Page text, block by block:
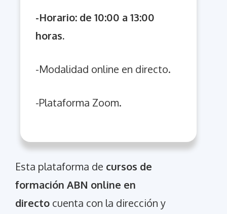
-Horario: de 10:00 a 13:00
horas.
-Modalidad online en directo.
-Plataforma Zoom.
Esta plataforma de cursos de
formación ABN online en
directo cuenta con la dirección y